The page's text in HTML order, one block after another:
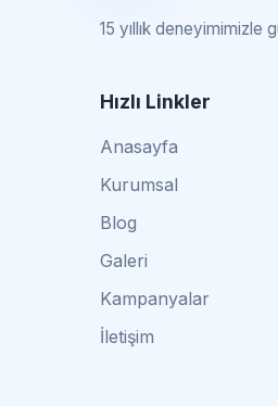
15 yıllık
Hızlı Linkler
Anasayfa
Kurumsal
Blog
Galeri
Kampanyalar
İletişim